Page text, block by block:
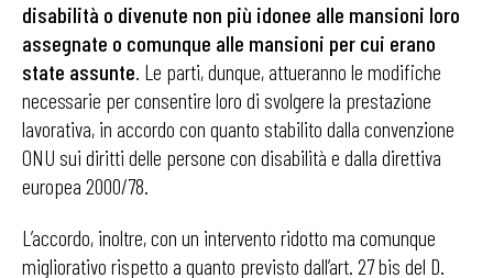
disabilità o divenute non più idonee alle mansioni loro
assegnate o comunque alle mansioni per cui erano
state assunte. Le parti, dunque, attueranno le modifiche
necessarie per consentire loro di svolgere la prestazione
lavorativa, in accordo con quanto stabilito dalla convenzione
ONU sui diritti delle persone con disabilità e dalla direttiva
europea 2000/78.
L’accordo, inoltre, con un intervento ridotto ma comunque
migliorativo rispetto a quanto previsto dall’art. 27 bis del D.